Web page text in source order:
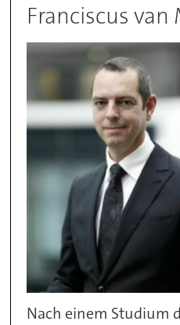
Franciscus van
Nach einem Studium